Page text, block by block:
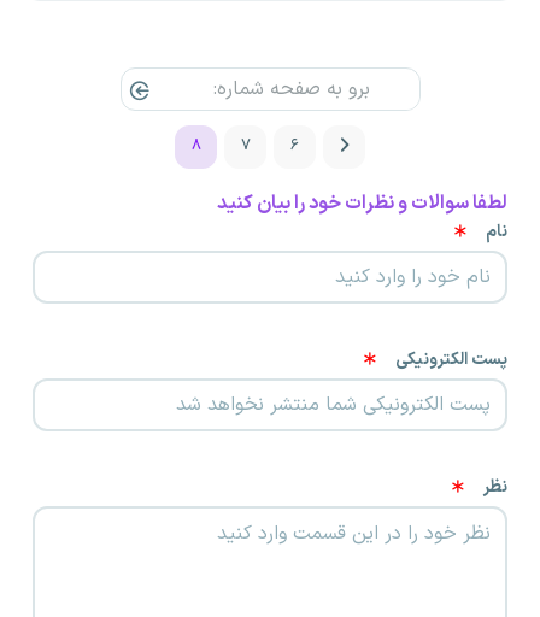
۶ ۷ ۸
لطفا سوالات و نظرات خود را بیان کنید
نام
پست الکترونیکی
نظر